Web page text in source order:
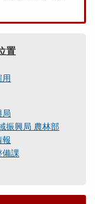
置
用
局
振興局 農林部
報
課